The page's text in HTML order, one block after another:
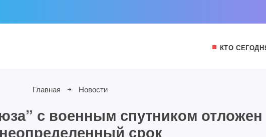
КТО
Главная Новости
с военным спутником отложен
срок